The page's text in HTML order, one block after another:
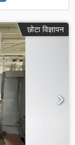
छोटा विज्ञापन